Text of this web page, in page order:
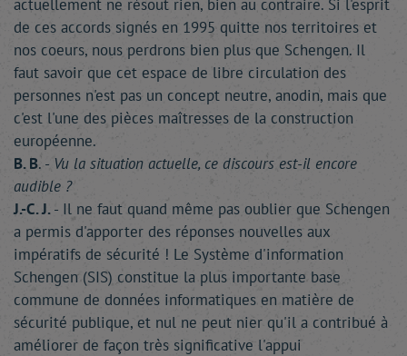
actuellement ne résout rien, bien au contraire. Si l'esprit
de ces accords signés en 1995 quitte nos territoires et
nos coeurs, nous perdrons bien plus que Schengen. Il
faut savoir que cet espace de libre circulation des
personnes n'est pas un concept neutre, anodin, mais que
c'est l'une des pièces maîtresses de la construction
européenne.
B. B. - Vu la situation actuelle, ce discours est-il encore
audible ?
J.-C. J.- Il ne faut quand même pas oublier que Schengen
a permis d'apporter des réponses nouvelles aux
impératifs de sécurité ! Le Système d'information
Schengen (SIS) constitue la plus importante base
commune de données informatiques en matière de
sécurité publique, et nul ne peut nier qu'il a contribué à
améliorer de façon très significative l'appui